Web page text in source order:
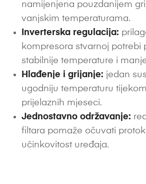
namijenjena pouzdanijem
vanjskim temperaturama.
Inverterska regulacija:
kompresora stvarnoj potrebi
stabilnije temperature i
Hlađenje i grijanje: jedan
ugodniju temperaturu
prijelaznih mjeseci.
Jednostavno održavanje:
filtara pomaže očuvati
učinkovitost uređaja.